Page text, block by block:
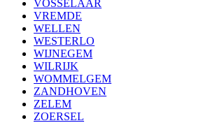
VOSSELAAR
VREMDE
WELLEN
WESTERLO
WIJNEGEM
WILRIJK
WOMMELGEM
ZANDHOVEN
ZELEM
ZOERSEL